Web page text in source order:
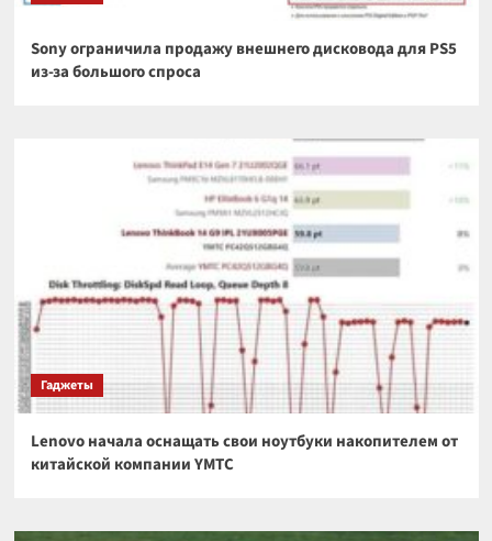
Sony ограничила продажу внешнего дисковода для PS5
из-за большого спроса
Гаджеты
Lenovo начала оснащать свои ноутбуки накопителем от
китайской компании YMTC